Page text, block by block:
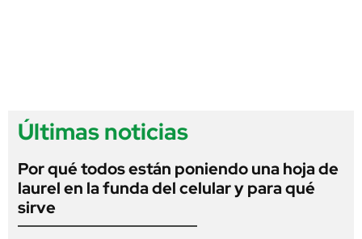
Últimas noticias
Por qué todos están poniendo una hoja de
laurel en la funda del celular y para qué
sirve